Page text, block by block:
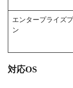
エンタープライズ
ン
対応OS